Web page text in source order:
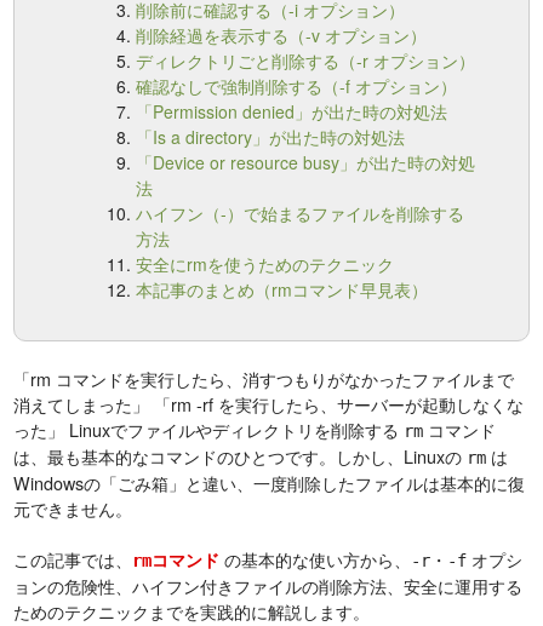
削除前に確認する（-i オプション）
削除経過を表示する（-v オプション）
ディレクトリごと削除する（-r オプション）
確認なしで強制削除する（-f オプション）
「Permission denied」が出た時の対処法
「Is a directory」が出た時の対処法
「Device or resource busy」が出た時の対処
法
ハイフン（-）で始まるファイルを削除する
方法
安全にrmを使うためのテクニック
本記事のまとめ（rmコマンド早見表）
「rm コマンドを実行したら、消すつもりがなかったファイルまで
消えてしまった」 「rm -rf を実行したら、サーバーが起動しなくな
った」 Linuxでファイルやディレクトリを削除する rm コマンド
は、最も基本的なコマンドのひとつです。しかし、Linuxの rm は
Windowsの「ごみ箱」と違い、一度削除したファイルは基本的に復
元できません。
この記事では、
rmコマンド の基本的な使い方から、 -r ・ -f オプシ
ョンの危険性、ハイフン付きファイルの削除方法、安全に運用する
ためのテクニックまでを実践的に解説します。